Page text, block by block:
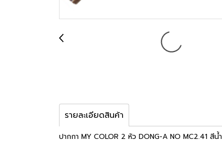
รายละเอียดสินค้า
ปากกา MY COLOR 2 หัว DONG-A NO MC2.41 สีน้